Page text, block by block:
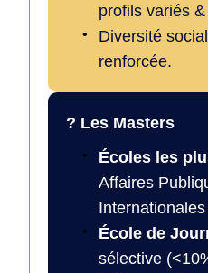
profils variés
Diversité
renforcée.
? Les Masters
Écoles les
Affaires
École de
sélective